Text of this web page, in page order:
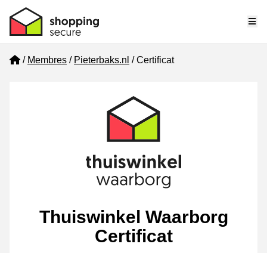
Home
Membres Pieterbaks.nl Certificat
Thuiswinkel Waarborg
Certificat